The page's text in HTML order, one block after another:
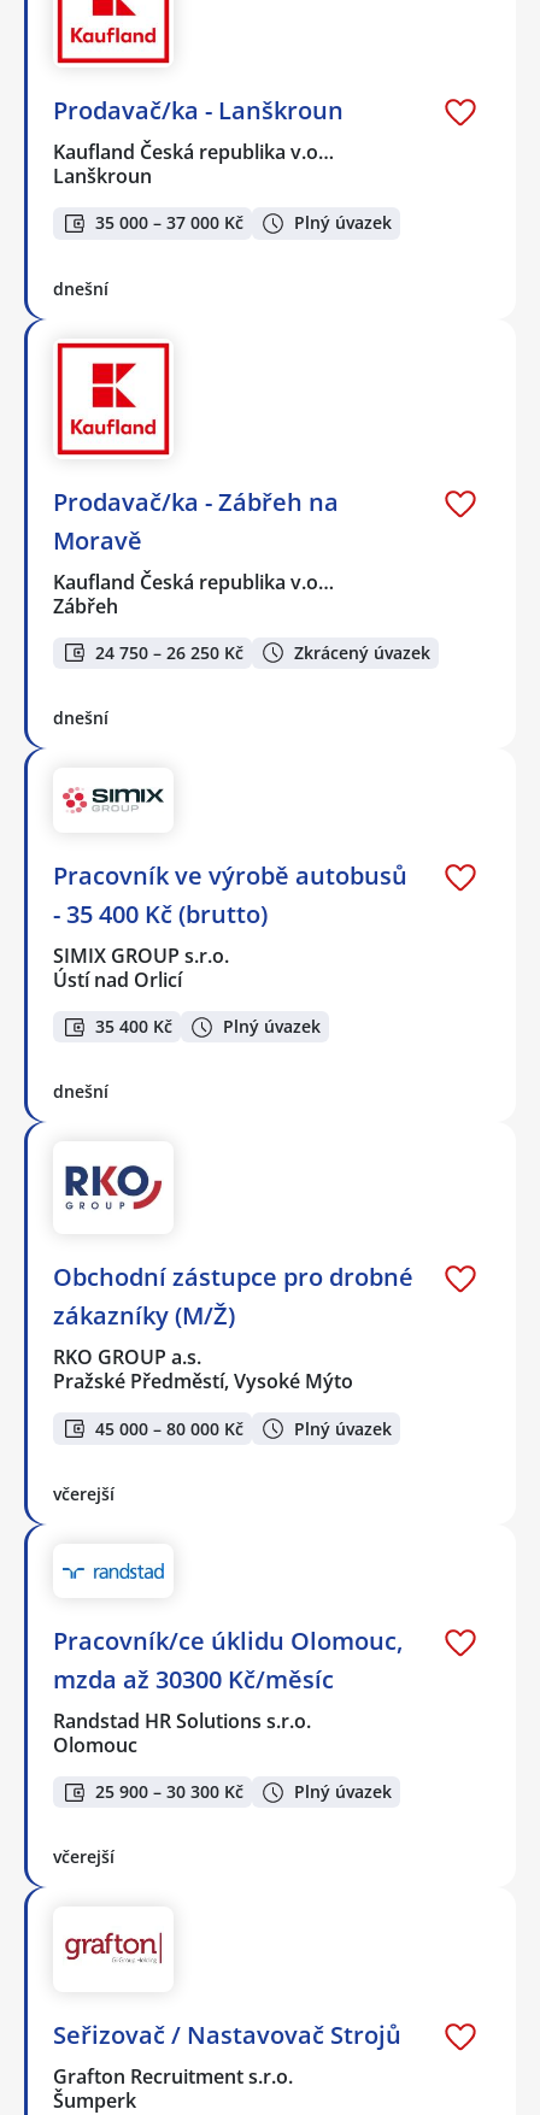
Prodavač/ka - Lanškroun
Kaufland Česká republika v.o…
Lanškroun
35 000 – 37 000 Kč Plný úvazek
dnešní
Prodavač/ka - Zábřeh na
Moravě
Kaufland Česká republika v.o…
Zábřeh
24 750 – 26 250 Kč Zkrácený úvazek
dnešní
Pracovník ve výrobě autobusů
- 35 400 Kč (brutto)
SIMIX GROUP s.r.o.
Ústí nad Orlicí
35 400 Kč Plný úvazek
dnešní
Obchodní zástupce pro drobné
zákazníky (M/Ž)
RKO GROUP a.s.
Pražské Předměstí, Vysoké Mýto
45 000 – 80 000 Kč Plný úvazek
včerejší
Pracovník/ce úklidu Olomouc,
mzda až 30300 Kč/měsíc
Randstad HR Solutions s.r.o.
Olomouc
25 900 – 30 300 Kč Plný úvazek
včerejší
Seřizovač / Nastavovač Strojů
Grafton Recruitment s.r.o.
Šumperk